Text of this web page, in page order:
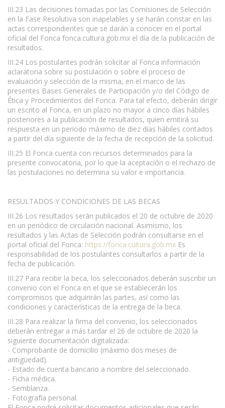
III.23 Las decisiones tomadas por las Comisiones de Selección
en la Fase Resolutiva son inapelables y se harán constar en las
actas correspondientes que se darán a conocer en el portal
oficial del Fonca fonca.cultura.gob.mx el día de la publicación de
resultados.
III.24 Los postulantes podrán solicitar al Fonca información
aclaratoria sobre su postulación o sobre el proceso de
evaluación y selección de la misma, en el marco de las
presentes Bases Generales de Participación y/o del Código de
Ética y Procedimientos del Fonca. Para tal efecto, deberán dirigir
un escrito al Fonca, en un plazo no mayor a cinco días hábiles
posteriores a la publicación de resultados, quien emitirá su
respuesta en un periodo máximo de diez días hábiles contados
a partir del día siguiente de la fecha de recepción de la solicitud.
III.25 El Fonca cuenta con recursos determinados para la
presente convocatoria, por lo que la aceptación o el rechazo de
las postulaciones no determina su valor e importancia.
RESULTADOS Y CONDICIONES DE LAS BECAS
III.26 Los resultados serán publicados el 20 de octubre de 2020
en un periódico de circulación nacional. Asimismo, los
resultados y las Actas de Selección podrán consultarse en el
portal oficial del Fonca: https://fonca.cultura.gob.mx Es
responsabilidad de los postulantes consultarlos a partir de la
fecha de publicación.
III.27 Para recibir la beca, los seleccionados deberán suscribir un
convenio con el Fonca en el que se establecerán los
compromisos que adquirirán las partes, así como las
condiciones y características de la entrega de la beca.
III.28 Para realizar la firma del convenio, los seleccionados
deberán entregar a más tardar el 26 de octubre de 2020 la
siguiente documentación digitalizada:
- Comprobante de domicilio (máximo dos meses de
antigüedad).
- Estado de cuenta bancario a nombre del seleccionado.
- Ficha médica.
- Semblanza.
- Fotografía personal.